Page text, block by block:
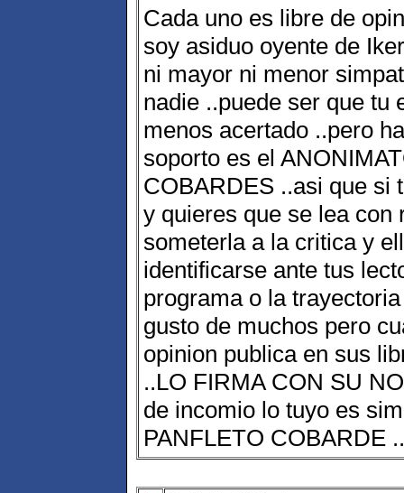
Cada uno es libre de
soy asiduo oyente de
ni mayor ni menor
nadie ..puede ser que tu
menos acertado ..pero
soporto es el
COBARDES ..asi que si
y quieres que se lea con
someterla a la critica y
identificarse ante tus
programa o la
gusto de muchos pero
opinion publica en sus
..LO FIRMA CON SU
de incomio lo tuyo es
PANFLETO COBARDE